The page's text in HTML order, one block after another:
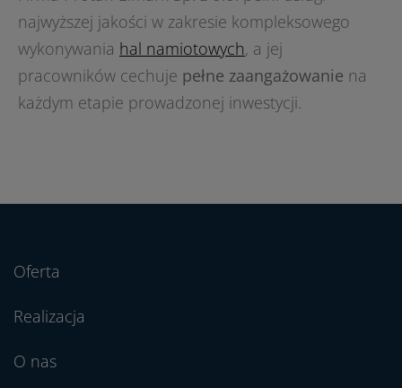
najwyższej jakości w zakresie kompleksowego
wykonywania hal namiotowych, a jej
pracowników cechuje pełne zaangażowanie na
każdym etapie prowadzonej inwestycji.
Oferta
Realizacja
O nas